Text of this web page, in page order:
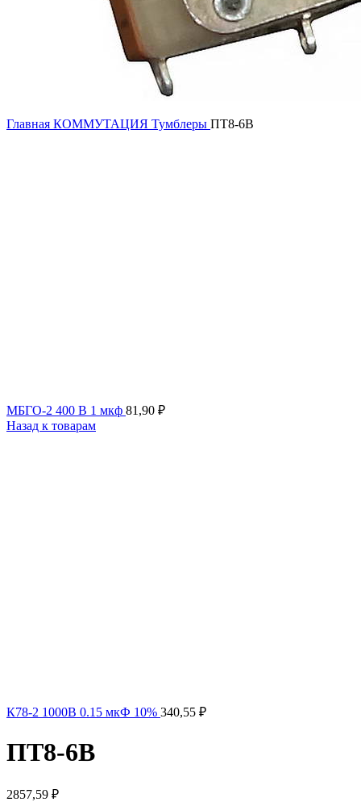
Главная КОММУТАЦИЯ Тумблеры ПТ8-6В
МБГО-2 400 В 1 мкф 81,90 ₽
Назад к товарам
К78-2 1000В 0.15 мкФ 10% 340,55 ₽
ПТ8-6В
2857,59 ₽